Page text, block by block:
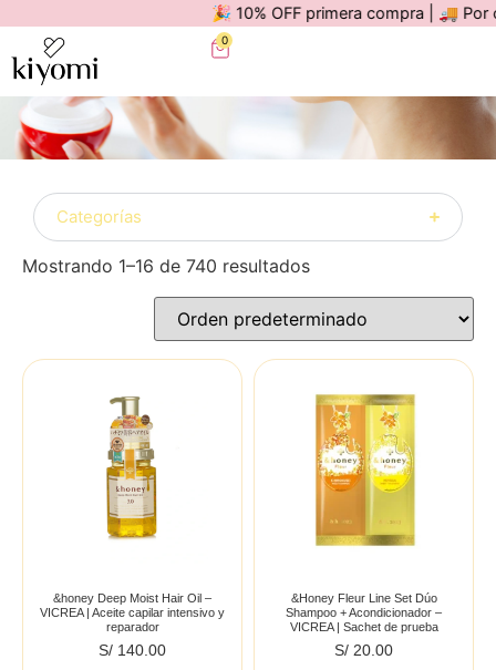
🎉 10% OFF primera compra | 🚚 Por
0
Categorías
Mostrando 1–16 de 740 resultados
&honey Deep Moist Hair Oil –
VICREA | Aceite capilar intensivo y
reparador
S/ 140.00
&Honey Fleur Line Set Dúo
Shampoo + Acondicionador –
VICREA | Sachet de prueba
S/ 20.00